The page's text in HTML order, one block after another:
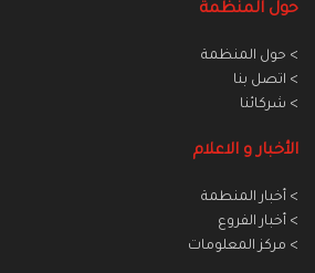
حول المنظمة
> حول المنظمة
> اتصل بنا
> شركائنا
الأخبار و الاعلام
> أخبار المنطمة
> أخبار الفروع
> مركز المعلومات